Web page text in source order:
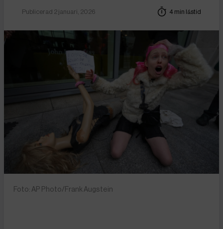
Publicerad 2 januari, 2026 4 min lästid
Foto: AP Photo/Frank Augstein